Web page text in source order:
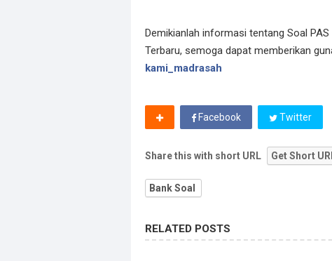
Demikianlah informasi tentang Soal
Terbaru, semoga dapat memberikan
kami_madrasah
Facebook Twitter
Share this with short URL Get Short
Bank Soal
RELATED POSTS